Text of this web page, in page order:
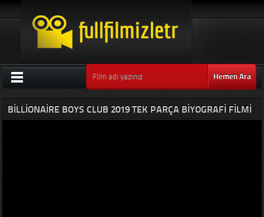
Hemen Ara
BILLIONAIRE BOYS CLUB 2019 TEK PARÇA BIYOGRAFI FILMI